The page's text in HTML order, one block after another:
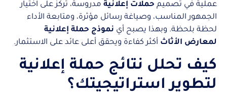
عملية في تصميم حملات إعلانية مدروسة، تركز على اختيار
الجمهور المناسب، وصياغة رسائل مؤثرة، ومتابعة الأداء
لحظة بلحظة. وبهذا يصبح أي نموذج حملة إعلانية
لمعارض الأثاث أكثر كفاءة ويحقق أعلى عائد على الاستثمار.
كيف تحلل نتائج حملة إعلانية
لتطوير استراتيجيتك؟